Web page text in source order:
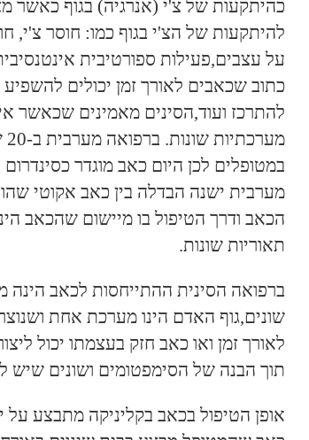
כהיתקעות של צ'י (אנרגיה) בגוף כאשר
להיתקעות של הצ'י בגוף כמו: חוסר צ'י,
על עצבים,פעילות ספורטיבית
כתוב שכאבים לאורך זמן יכולים
להתרכז ועוד,הסינים מאמינים שכאשר
במטופלים לכן היום כאב מוגדר
הכאב ודרך הטיפול בו מיישום שהכאב
תאוריות שונות.
ברפואה הסינית ההתייחסות לכאב הינה
שונים,גוף האדם הינו מערכת אחת
לאורך זמן ואו כאב חזק בעצמתו יכול
תוך הבנה של הסימפטומים ושונים שיש
אופן הטיפול בכאב בקליניקה מתבצע על